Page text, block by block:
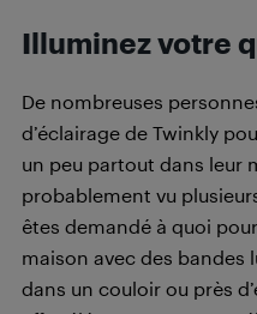
Illuminez votre
De nombreuses
d’éclairage de Twinkly
un peu partout dans leur
probablement vu
êtes demandé à quoi
maison avec des bandes
dans un couloir ou près